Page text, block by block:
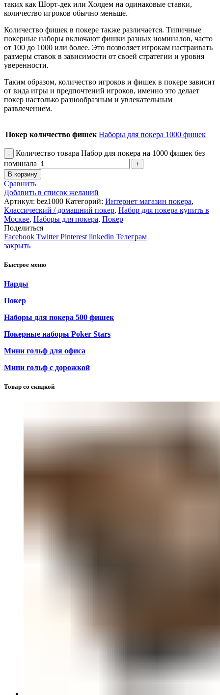
таких как Шорт-дек или Холдем на одинаковые ставки,
количество игроков обычно меньше.
Количество фишек в покере также различается. Типичные
покерные наборы включают фишки разных номиналов, часто
от 100 до 1000 или более. Это позволяет игрокам настраивать
размеры ставок в зависимости от своей стратегии и уровня
уверенности.
Таким образом, количество игроков и фишек в покере зависит
от вида игры и предпочтений игроков, именно это делает
покер настолько разнообразным и увлекательным
развлечением.
Покер количество фишек Наборы для покера 1000 фишек
Количество товара Набор для покера на 1000 фишек без
номинала
В корзину
Сравнить
Добавить в список желаний
Артикул: bez1000 Категорий: Интернет магазин покера,
Классический / домашний покер, Набор для покера купить в
Москве, Наборы для покера, Покер
Поделиться
Facebook Twitter Pinterest linkedin Телеграм
закрыть
Быстрое меню
Нарды
Покер
Наборы для покера 500 фишек
Покерные наборы Poker Stars
Мини гольф для офиса
Мини гольф с дорожкой
Товар со скидкой